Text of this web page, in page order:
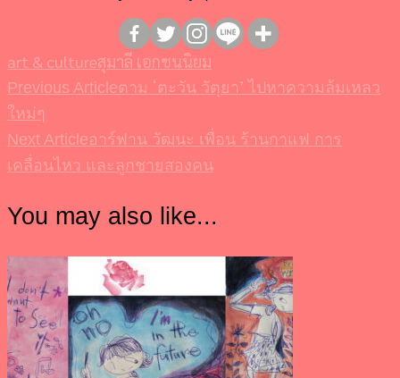
art & cultureสุมาลี เอกชนนิยม
Post
Navigation
Previous Articleตาม ‘ตะวัน วัตุยา’ ไปหาความล้มเหลว
ใหม่ๆ
Next Articleอาร์ฟาน วัฒนะ เพื่อน ร้านกาแฟ การ
เคลื่อนไหว และลูกชายสองคน
You may also like...